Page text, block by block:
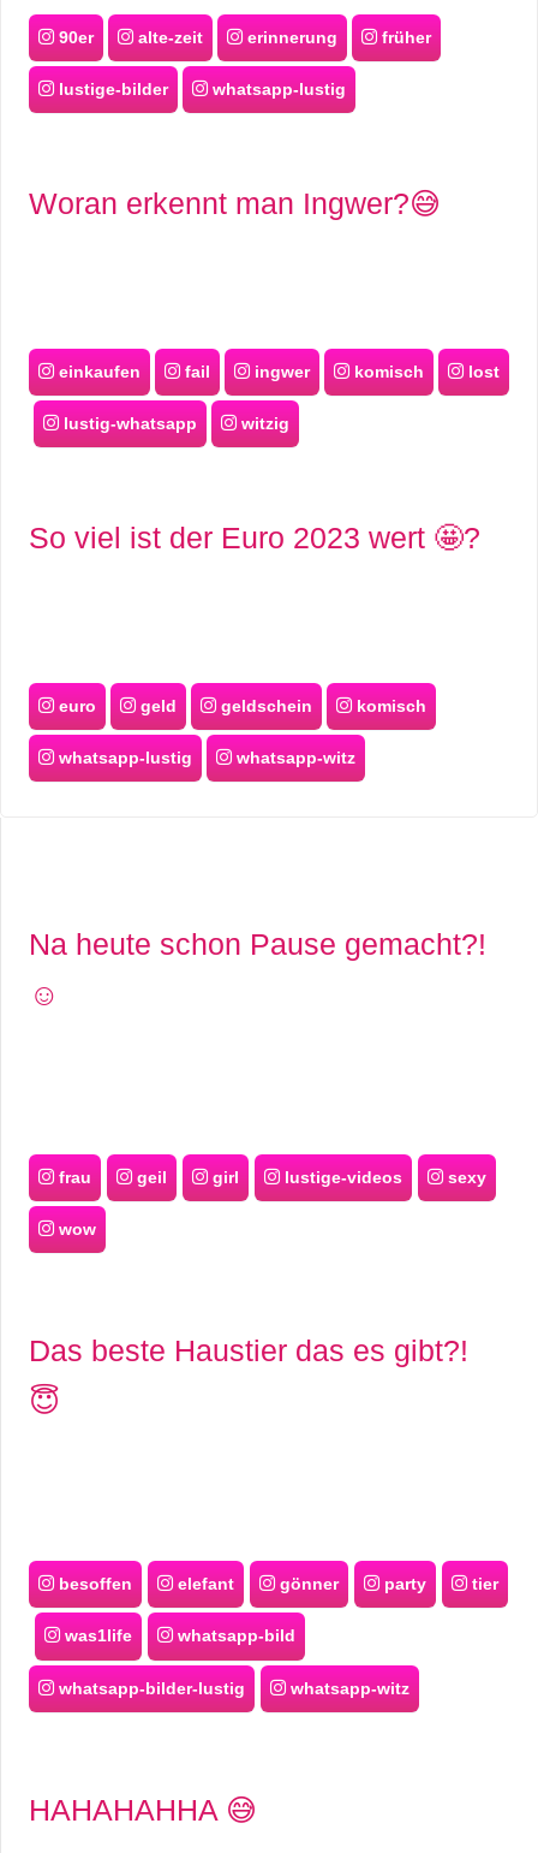
90er alte-zeit erinnerung früher
lustige-bilder whatsapp-lustig
Woran erkennt man Ingwer?😅
einkaufen fail ingwer komisch lost
lustig-whatsapp witzig
So viel ist der Euro 2023 wert 🤩?
euro geld geldschein komisch
whatsapp-lustig whatsapp-witz
Na heute schon Pause gemacht?!
☺️
frau geil girl lustige-videos sexy
wow
Das beste Haustier das es gibt?!
😇
besoffen elefant gönner party tier
was1life whatsapp-bild
whatsapp-bilder-lustig whatsapp-witz
HAHAHAHHA 😅